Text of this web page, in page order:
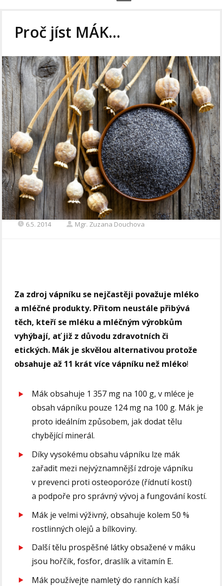
Proč jíst MÁK…
6.5. 2014 Mgr. Zuzana Douchova
Za zdroj vápníku se nejčastěji považuje mléko
a mléčné produkty. Přitom neustále přibývá
těch, kteří se mléku a mléčným výrobkům
vyhýbají, ať již z důvodu zdravotních či
etických. Mák je skvělou alternativou protože
obsahuje až 11 krát více vápníku než mléko!
Mák obsahuje 1 357 mg na 100 g, v mléce je
obsah vápníku pouze 124 mg na 100 g. Mák je
proto ideálním způsobem, jak dodat tělu
chybějící minerál.
Díky vysokému obsahu vápníku lze mák
zařadit mezi nejvýznamnější zdroje vápníku
v prevenci proti osteoporóze (řídnutí kostí)
a podpoře pro správný vývoj a fungování kostí.
Mák je velmi výživný, obsahuje kolem 50 %
rostlinných olejů a bílkoviny.
Další tělu prospěšné látky obsažené v máku
jsou hořčík, fosfor, draslík a vitamín E.
Mák používejte namletý do ranních kaší